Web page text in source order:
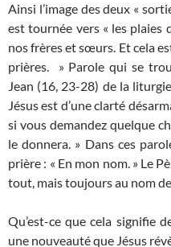
Ainsi l’image des deux «
est tournée vers « les plaies
nos frères et sœurs. Et cela
prières. » Parole qui se
Jean (16, 23-28) de la
Jésus est d’une clarté
si vous demandez quelque
le donnera. » Dans ces
prière : « En mon nom. » Le
tout, mais toujours au nom de
Qu’est-ce que cela signifie
une nouveauté que Jésus